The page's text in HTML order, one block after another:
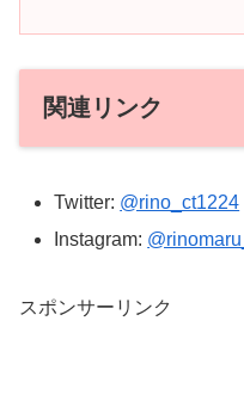
関連リンク
Twitter: @rino_ct1224
Instagram: @rinomaru_
スポンサーリンク